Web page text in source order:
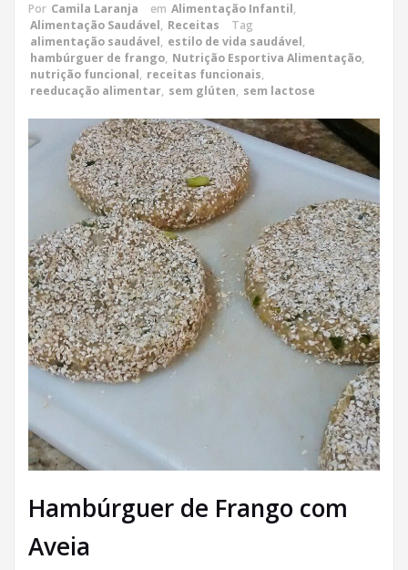
Por Camila Laranja em Alimentação Infantil,
Alimentação Saudável, Receitas
Tag
alimentação saudável, estilo de vida saudável,
hambúrguer de frango, Nutrição Esportiva Alimentação,
nutrição funcional, receitas funcionais,
reeducação alimentar, sem glúten, sem lactose
Hambúrguer de Frango com
Aveia